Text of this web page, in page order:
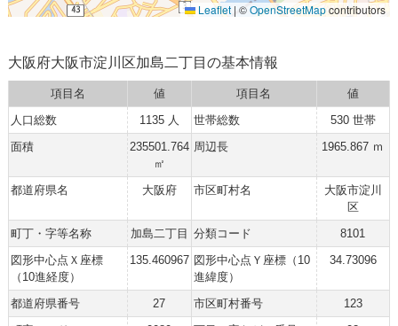
Leaflet | ©OpenStreetMapcontributors
大阪府大阪市淀川区加島二丁目の基本情報
項目名 値 項目名
値
人口総数
1135 人 世帯総数
530 世帯
面積
235501.764
㎡
周辺長 1965.867 ｍ
都道府県名 大阪府 市区町村名
大阪市淀川
区
町丁・字等名称
加島二丁目 分類コード
8101
図形中心点Ｘ座標
（10進経度）
135.460967 図形中心点Ｙ座標（10
進緯度）
34.73096
都道府県番号 27 市区町村番号
123